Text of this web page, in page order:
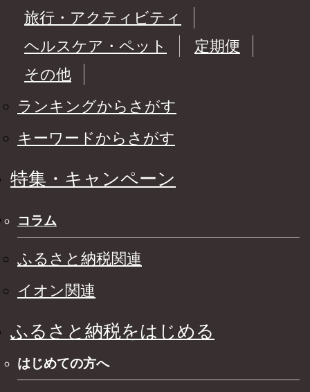
旅行・アクティビティ
ヘルスケア・ペット
定期便
その他
ランキングからさがす
キーワードからさがす
特集・キャンペーン
コラム
ふるさと納税関連
イオン関連
ふるさと納税をはじめる
はじめての方へ